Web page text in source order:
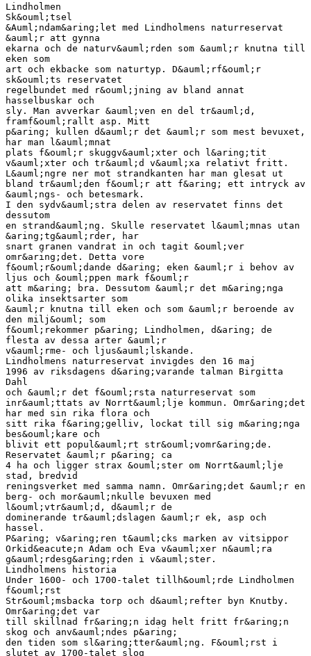
Lindholmen
Sk&ouml;tsel
&Auml;ndam&aring;let med Lindholmens naturreservat
&auml;r att gynna
ekarna och de naturv&auml;rden som &auml;r knutna till
eken som
art och ekbacke som naturtyp. D&auml;rf&ouml;r
sk&ouml;ts reservatet
regelbundet med r&ouml;jning av bland annat
hasselbuskar och
sly. Man avverkar &auml;ven en del tr&auml;d,
framf&ouml;rallt asp. Mitt
p&aring; kullen d&auml;r det &auml;r som mest bevuxet,
har man l&auml;mnat
plats f&ouml;r skuggv&auml;xter och l&aring;tit
v&auml;xter och tr&auml;d v&auml;xa relativt fritt.
L&auml;ngre ner mot strandkanten har man glesat ut
bland tr&auml;den f&ouml;r att f&aring; ett intryck av
&auml;ngs- och betesmark.
I den sydv&auml;stra delen av reservatet finns det
dessutom
en strand&auml;ng. Skulle reservatet l&auml;mnas utan
&aring;tg&auml;rder, har
snart granen vandrat in och tagit &ouml;ver
omr&aring;det. Detta vore
f&ouml;r&ouml;dande d&aring; eken &auml;r i behov av
ljus och &ouml;ppen mark f&ouml;r
att m&aring; bra. Dessutom &auml;r det m&aring;nga
olika insektsarter som
&auml;r knutna till eken och som &auml;r beroende av
den milj&ouml; som
f&ouml;rekommer p&aring; Lindholmen, d&aring; de
flesta av dessa arter &auml;r
v&auml;rme- och ljus&auml;lskande.
Lindholmens naturreservat invigdes den 16 maj
1996 av riksdagens d&aring;varande talman Birgitta
Dahl
och &auml;r det f&ouml;rsta naturreservat som
inr&auml;ttats av Norrt&auml;lje kommun. Omr&aring;det
har med sin rika flora och
sitt rika f&aring;gelliv, lockat till sig m&aring;nga
bes&ouml;kare och
blivit ett popul&auml;rt str&ouml;vomr&aring;de.
Reservatet &auml;r p&aring; ca
4 ha och ligger strax &ouml;ster om Norrt&auml;lje
stad, bredvid
reningsverket med samma namn. Omr&aring;det &auml;r en
berg- och mor&auml;nkulle bevuxen med
l&ouml;vtr&auml;d, d&auml;r de
dominerande tr&auml;dslagen &auml;r ek, asp och
hassel.
P&aring; v&aring;ren t&auml;cks marken av vitsippor
Orkid&eacute;n Adam och Eva v&auml;xer n&auml;ra
g&auml;rdesg&aring;rden i v&auml;ster.
Lindholmens historia
Under 1600- och 1700-talet tillh&ouml;rde Lindholmen
f&ouml;rst
Str&ouml;msbacka torp och d&auml;refter byn Knutby.
Omr&aring;det var
till skillnad fr&aring;n idag helt fritt fr&aring;n
skog och anv&auml;ndes p&aring;
den tiden som sl&aring;tter&auml;ng. F&ouml;rst i
slutet av 1700-talet slog